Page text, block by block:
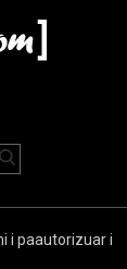
i paautorizuar i